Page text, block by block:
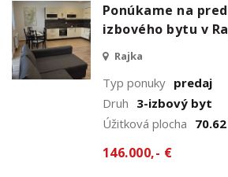
Ponúkame na
izbového bytu v
Rajka
Typ ponuky predaj
Druh 3-izbový byt
Úžitková plocha
146.000,- €